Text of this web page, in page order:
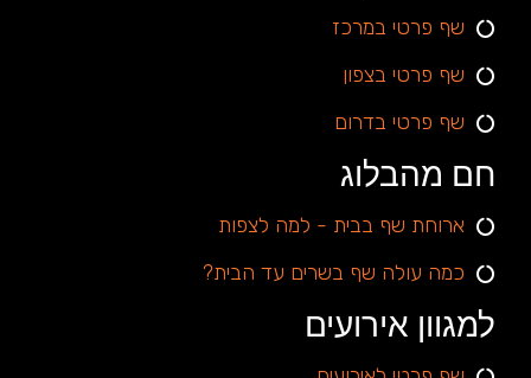
שף פרטי במרכז
שף פרטי בצפון
שף פרטי בדרום
חם מהבלוג
ארוחת שף בבית - למה לצפות
כמה עולה שף בשרים עד הבית?
למגוון אירועים